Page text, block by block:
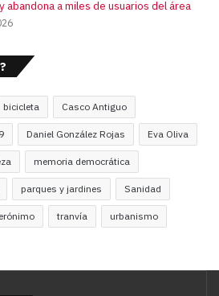
abandona a miles de usuarios del área
bicicleta Casco Antiguo
Daniel González Rojas Eva Oliva
memoria democrática
parques y jardines Sanidad
tranvía urbanismo